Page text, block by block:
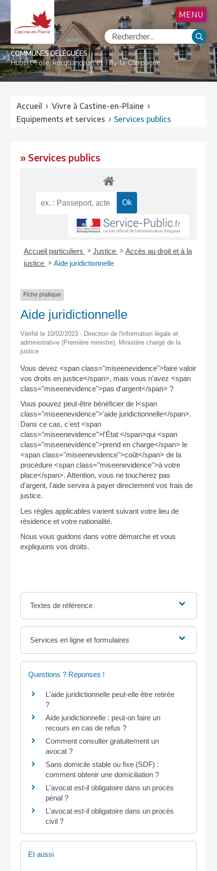
COMMUNES DÉLÉGUÉES
Hubert-Folie,Rocquancourt etTilly-la-Campagne
MENU
Accueil › Vivre à Castine-en-Plaine ›
Equipements et services › Services publics
» Services publics
Accueil particuliers > Justice > Accès au droit et à la
justice > Aide juridictionnelle
Fiche pratique
Aide juridictionnelle
Vérifié le 10/02/2023 - Direction de l'information légale et
administrative (Première ministre), Ministère chargé de la
justice
Vous devez <span class="miseenevidence">faire valoir
vos droits en justice</span>, mais vous n'avez <span
class="miseenevidence">pas d'argent</span> ?
Vous pouvez peut-être bénéficier de l<span
class="miseenevidence">'aide juridictionnelle</span>.
Dans ce cas, c'est <span
class="miseenevidence">l'État </span>qui <span
class="miseenevidence">prend en charge</span> le
<span class="miseenevidence">coût</span> de la
procédure <span class="miseenevidence">à votre
place</span>. Attention, vous ne toucherez pas
d'argent, l'aide servira à payer directement vos frais de
justice.
Les règles applicables varient suivant votre lieu de
résidence et votre nationalité.
Nous vous guidons dans votre démarche et vous
expliquons vos droits.
Textes de référence
Services en ligne et formulaires
Questions ? Réponses !
L'aide juridictionnelle peut-elle être retirée
?
Aide juridictionnelle : peut-on faire un
recours en cas de refus ?
Comment consulter gratuitement un
avocat ?
Sans domicile stable ou fixe (SDF) :
comment obtenir une domiciliation ?
L'avocat est-il obligatoire dans un procès
pénal ?
L'avocat est-il obligatoire dans un procès
civil ?
Et aussi